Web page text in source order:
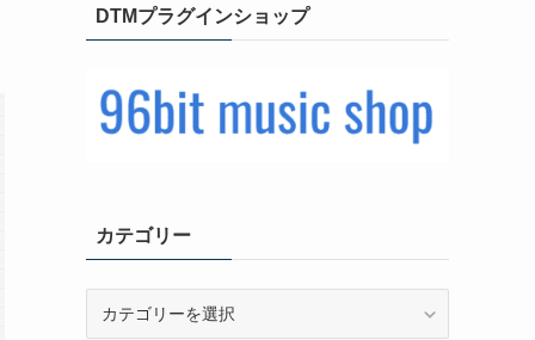
DTMプラグインショップ
カテゴリー